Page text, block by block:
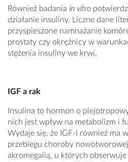
Również badania in vitro
działanie insuliny. Liczne dane
przyspieszone namnażanie
prostaty czy okrężnicy w
stężenia insuliny we krwi.
IGF a rak
Insulina to hormon o
nich jest wpływ na metabolizm i
Wydaje się, że IGF-I również ma
przebiegu choroby
akromegalią, u których